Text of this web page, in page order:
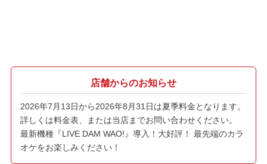
店舗からのお知らせ
2026年7月13日から2026年8月31日は夏季料金となります。
詳しくは料金表、または当店までお問い合わせください。
最新機種『LIVE DAM WAO!』導入！大好評！ 最先端のカラ
オケをお楽しみください！